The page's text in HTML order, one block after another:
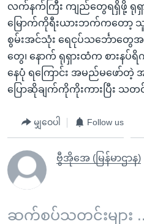
လက်နက်ကြီး ကျည်တွေရရှိဖို့ ရုရှ
မြောက်ကိုရီးယားဘက်ကတော့
စွမ်းအင်သုံး ရေငုပ်သင်္ဘောတွ
တွေ၊ နောက် ရုရှားထံက စားနပ်
နေပုံ ရကြောင်း အမည်မဖော်တဲ့
ပြောဆိုချက်ကိုကိုးကားပြီး သတ
မျှဝေပါ Follow us
ဗွီအိုအေ (မြန်မာဌာန)
ဆက်စပ်သတင်းများ